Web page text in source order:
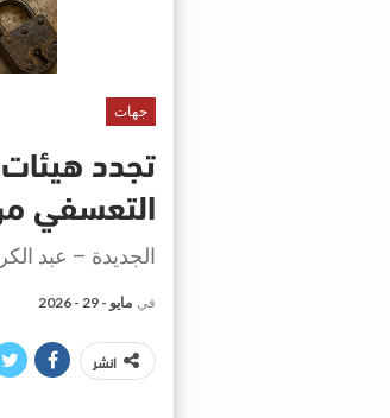
جهات
تجدد
التعسفي
الجديدة – عبد
في مايو - 29 - 2026
انشر